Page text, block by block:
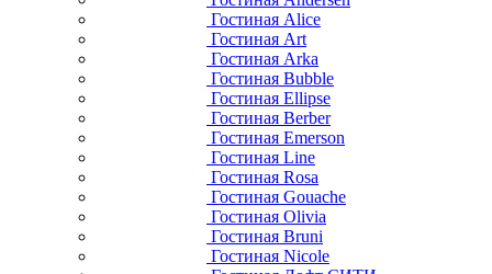
Гостиная Alice
Гостиная Art
Гостиная Arka
Гостиная Bubble
Гостиная Ellipse
Гостиная Berber
Гостиная Emerson
Гостиная Line
Гостиная Rosa
Гостиная Gouache
Гостиная Olivia
Гостиная Bruni
Гостиная Nicole